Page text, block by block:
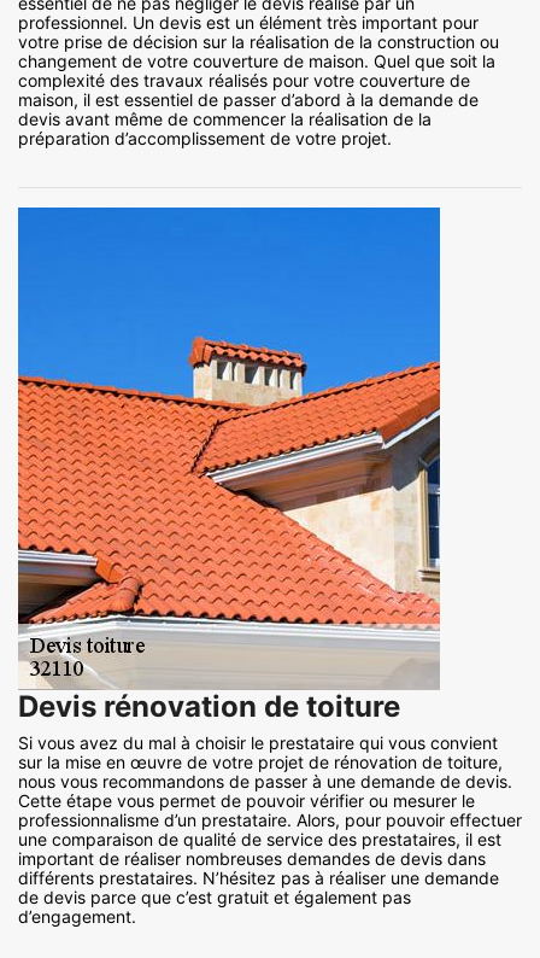
professionnel. Un devis est un élément très important pour
votre prise de décision sur la réalisation de la construction ou
changement de votre couverture de maison. Quel que soit la
complexité des travaux réalisés pour votre couverture de
maison, il est essentiel de passer d’abord à la demande de
devis avant même de commencer la réalisation de la
préparation d’accomplissement de votre projet.
Devis rénovation de toiture
Si vous avez du mal à choisir le prestataire qui vous convient
sur la mise en œuvre de votre projet de rénovation de toiture,
nous vous recommandons de passer à une demande de devis.
Cette étape vous permet de pouvoir vérifier ou mesurer le
professionnalisme d’un prestataire. Alors, pour pouvoir effectuer
une comparaison de qualité de service des prestataires, il est
important de réaliser nombreuses demandes de devis dans
différents prestataires. N’hésitez pas à réaliser une demande
de devis parce que c’est gratuit et également pas
d’engagement.